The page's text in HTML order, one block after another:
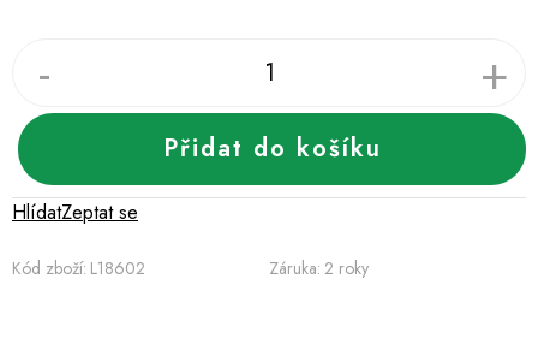
Přidat do košíku
Kód zboží: L18602 Záruka: 2 roky
Zeptat se
Hlídat